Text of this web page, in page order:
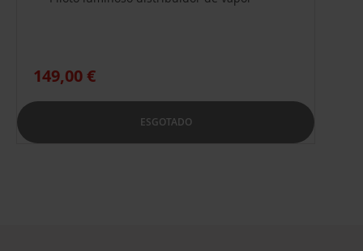
149,00 €
ESGOTADO